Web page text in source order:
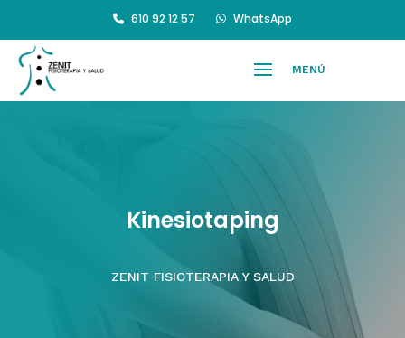
610 92 12 57 WhatsApp
Kinesiotaping
ZENIT FISIOTERAPIA Y SALUD